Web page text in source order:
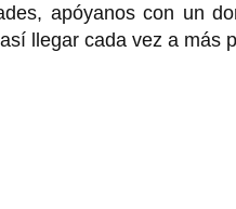
apóyanos con un
llegar cada vez a más